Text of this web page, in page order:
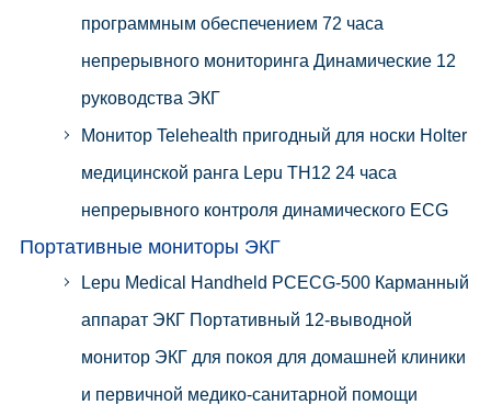
программным обеспечением 72 часа
непрерывного мониторинга Динамические 12
руководства ЭКГ
Монитор Telehealth пригодный для носки Holter
медицинской ранга Lepu TH12 24 часа
непрерывного контроля динамического ECG
Портативные мониторы ЭКГ
Lepu Medical Handheld PCECG-500 Карманный
аппарат ЭКГ Портативный 12-выводной
монитор ЭКГ для покоя для домашней клиники
и первичной медико-санитарной помощи